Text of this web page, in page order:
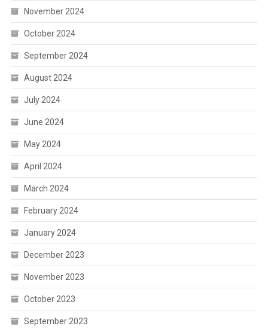
November 2024
October 2024
September 2024
August 2024
July 2024
June 2024
May 2024
April 2024
March 2024
February 2024
January 2024
December 2023
November 2023
October 2023
September 2023